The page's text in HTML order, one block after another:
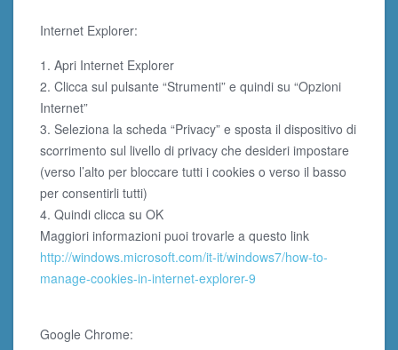
Internet Explorer:
1. Apri Internet Explorer
2. Clicca sul pulsante “Strumenti” e quindi su “Opzioni
Internet”
3. Seleziona la scheda “Privacy” e sposta il dispositivo di
scorrimento sul livello di privacy che desideri impostare
(verso l’alto per bloccare tutti i cookies o verso il basso
per consentirli tutti)
4. Quindi clicca su OK
Maggiori informazioni puoi trovarle a questo link
http://windows.microsoft.com/it-it/windows7/how-to-
manage-cookies-in-internet-explorer-9
Google Chrome: